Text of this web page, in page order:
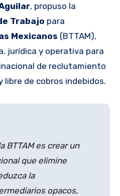
, propuso la
Trabajo para
Mexicanos (BTTAM),
jurídica y operativa para
de reclutamiento
de cobros indebidos.
BTTAM es crear un
que elimine
la
opacos,